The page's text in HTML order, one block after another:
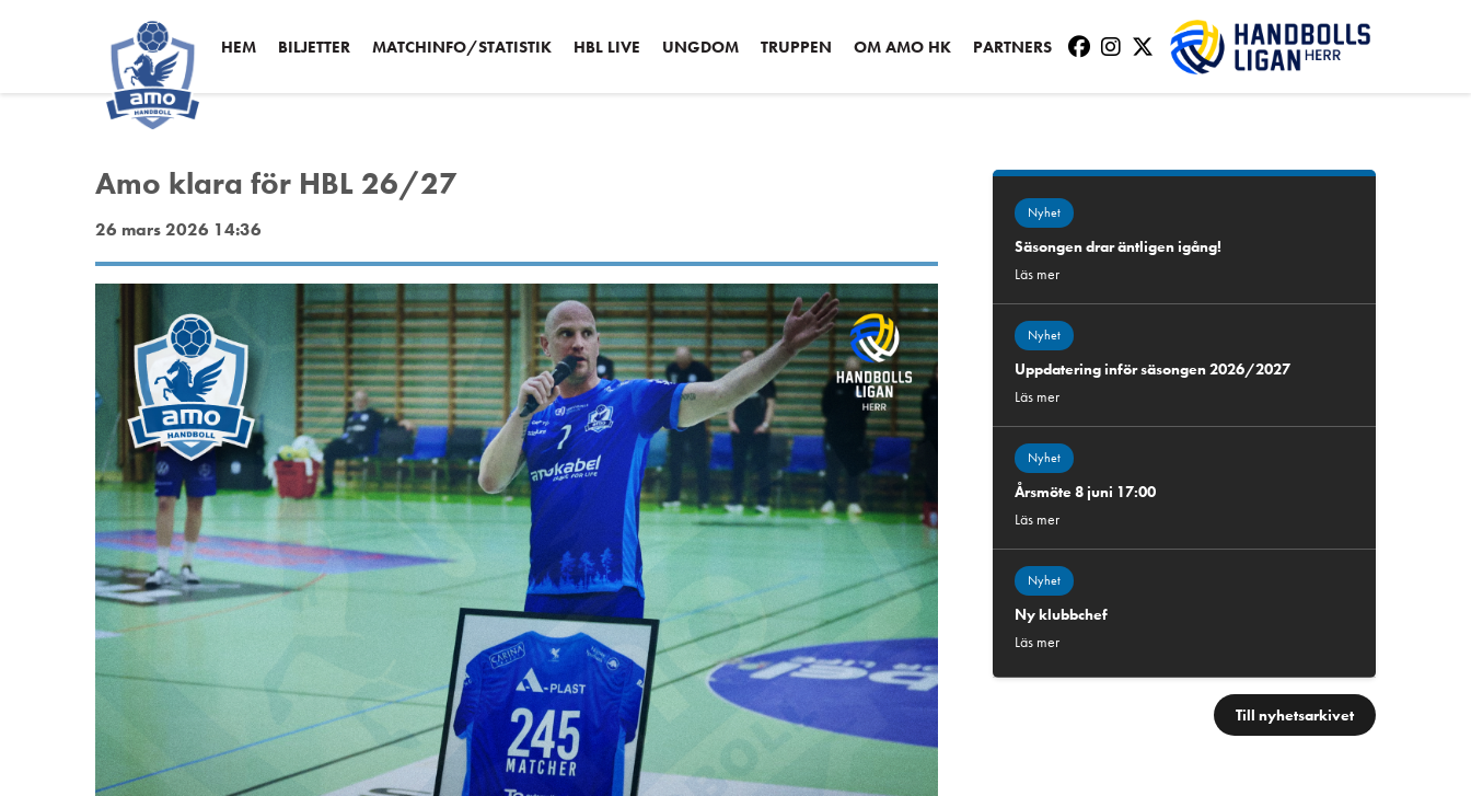
HEM BILJETTER MATCHINFO/STATISTIK HBL LIVE UNGDOM TRUPPEN OM AMO HK PARTNERS
Amo klara för HBL 26/27
26 mars 2026 14:36
Nyhet
Säsongen drar äntligen igång!
Läs mer
Nyhet
Uppdatering inför säsongen 2026/2027
Läs mer
Nyhet
Årsmöte 8 juni 17:00
Läs mer
Nyhet
Ny klubbchef
Läs mer
Till nyhetsarkivet